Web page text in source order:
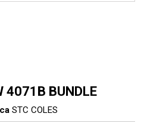
4071B BUNDLE
STC COLES